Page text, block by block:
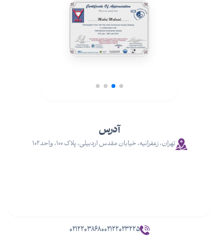
آدرس
تهران، زعفرانیه، خیابان مقدس اردبیلی، پلاک ۱۰۰، واحد ۱۰۲
۰۲۱۲۲۰۲۳۲۲۵۰۲۱۲۲۰۳۸۶۸۰